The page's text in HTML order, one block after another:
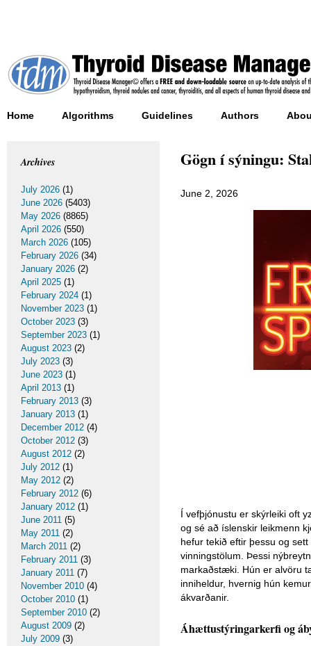
Home Algorithms Guidelines Authors
Gögn í sýningu:
June 2, 2026
Í vefþjónustu er skýrleiki oft
og sé að íslenskir leikmenn
hefur tekið eftir þessu og
vinningstölum. Þessi
markaðstæki. Hún er alvöru
inniheldur, hvernig hún
ákvarðanir.
Áhættustýringarkerfi og
Archives
July 2026 (1)
June 2026 (5403)
May 2026 (8865)
April 2026 (550)
March 2026 (105)
February 2026 (34)
January 2026 (2)
April 2025 (1)
February 2024 (1)
November 2023 (1)
October 2023 (3)
September 2023 (1)
August 2023 (2)
July 2023 (3)
June 2023 (1)
April 2013 (1)
February 2013 (3)
January 2013 (1)
December 2012 (4)
October 2012 (3)
August 2012 (2)
July 2012 (1)
May 2012 (2)
February 2012 (6)
January 2012 (1)
June 2011 (5)
May 2011 (2)
March 2011 (2)
February 2011 (3)
January 2011 (7)
November 2010 (4)
October 2010 (1)
September 2010 (2)
August 2009 (2)
July 2009 (3)